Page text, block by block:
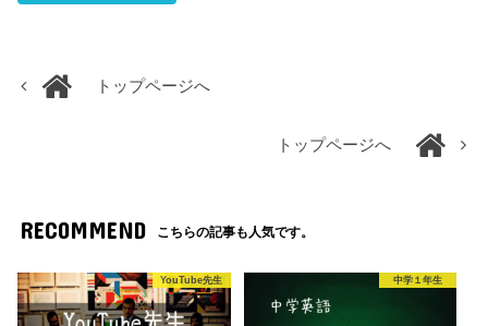
トップページへ
トップページへ
RECOMMEND こちらの記事も人気です。
YouTube先生 中学１年生